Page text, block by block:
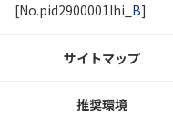
[No.pid2900001lhi_ B]
サイトマップ
推奨環境